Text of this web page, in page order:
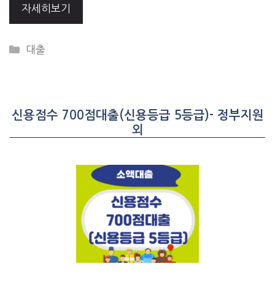
자세히보기
CATEGORIES
대출
신용점수 700점대출(신용등급 5등급)- 정부지원
외